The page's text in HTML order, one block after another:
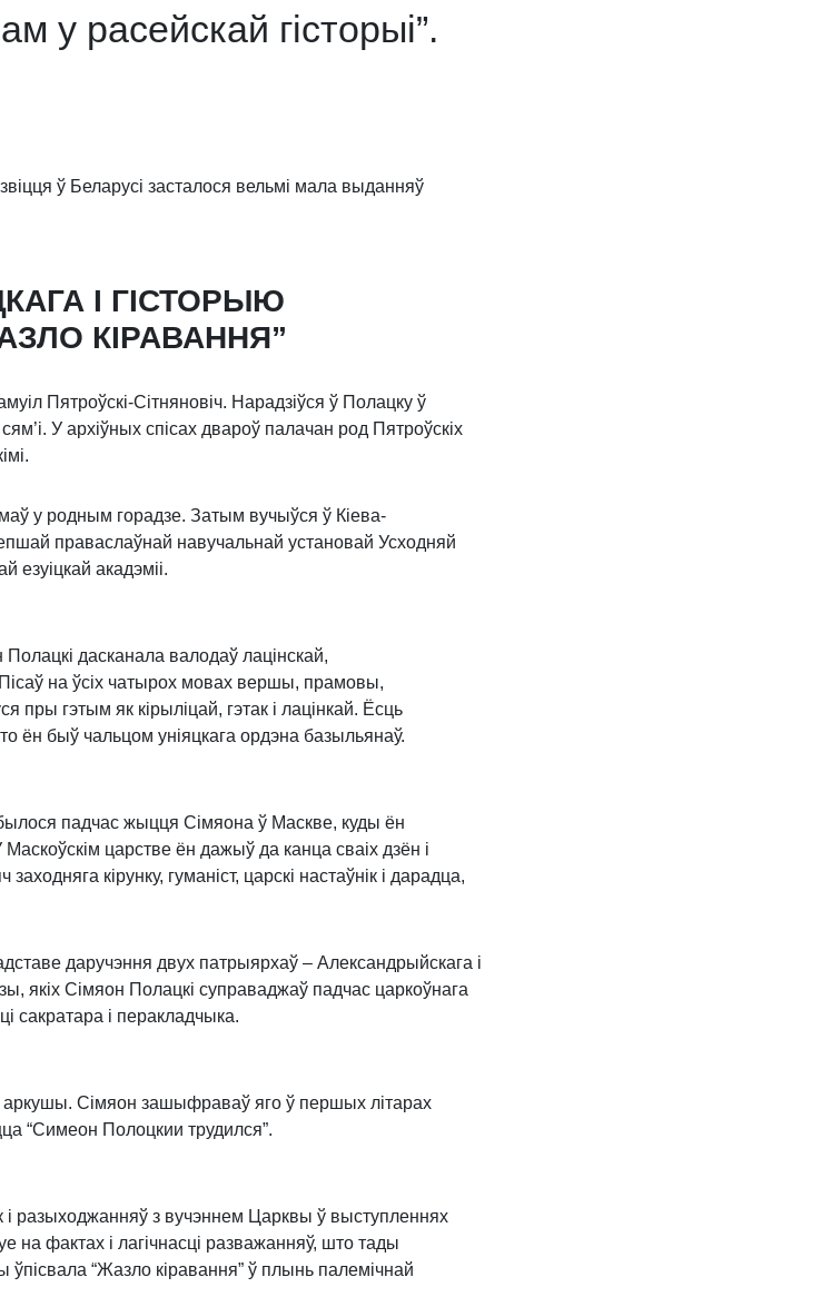
у расейскай гісторыі”.
ў Беларусі засталося вельмі мала выданняў
І ГІСТОРЫЮ
КІРАВАННЯ”
Пятроўскі-Сітнянoвіч. Нарадзіўся ў Полацку ў
У архіўных спісах двароў палачан род Пятроўскіх
у родным горадзе. Затым вучыўся ў Кіева-
праваслаўнай навучальнай установай Усходняй
акадэміі.
дасканала валодаў лацінскай,
на ўсіх чатырох мовах вершы, прамовы,
пры гэтым як кірыліцай, гэтак і лацінкай. Ёсць
ён быў чальцом уніяцкага ордэна базыльянаў.
падчас жыцця Сімяона ў Маскве, куды ён
царстве ён дажыў да канца сваіх дзён і
кірунку, гуманіст, царскі настаўнік і дарадца,
даручэння двух патрыярхаў – Александрыйскага і
якіх Сімяон Полацкі суправаджаў падчас царкоўнага
сакратара і перакладчыка.
аркушы. Сімяон зашыфраваў яго ў першых літарах
“Симеон Полоцкии трудился”.
і разыходжанняў з вучэннем Царквы ў выступленнях
на фактах і лагічнасці разважанняў, што тады
ўпісвала “Жазло кіравання” ў плынь палемічнай